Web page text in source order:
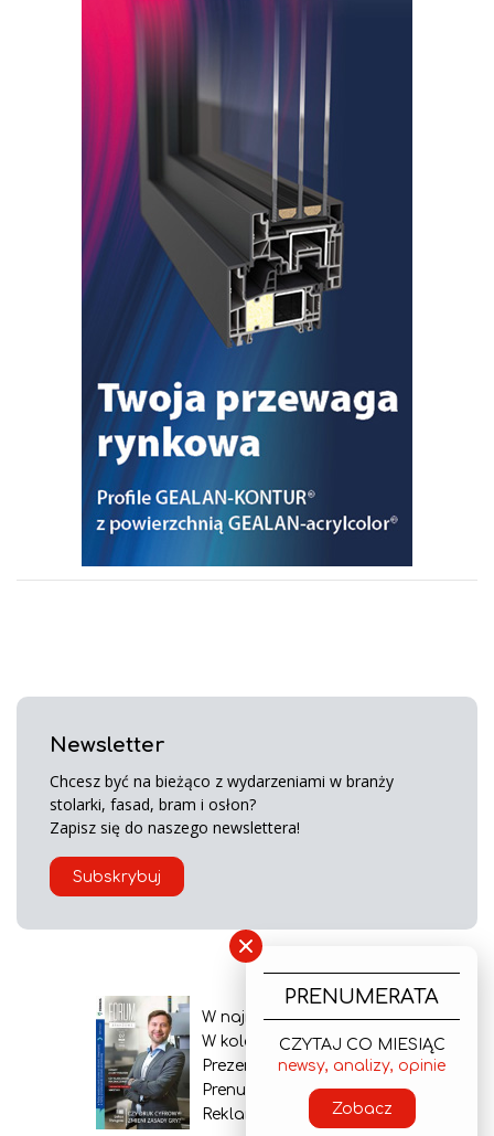
Newsletter
Chcesz być na bieżąco z wydarzeniami w branży
stolarki, fasad, bram i osłon?
Zapisz się do naszego newslettera!
Subskrybuj
W najnowszym wydaniu
W kolejnym numerze
Prezentacja gazety
Prenumerata
Reklama
×
PRENUMERATA
CZYTAJ CO MIESIĄC
newsy, analizy, opinie
Zobacz